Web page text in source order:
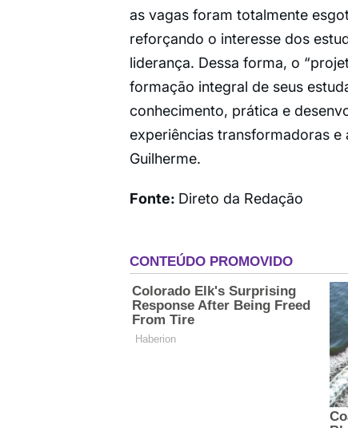
as vagas foram totalmente
reforçando o interesse dos
liderança. Dessa forma, o
formação integral de seus
conhecimento, prática e
experiências transformadoras e
Guilherme.
Fonte: Direto da Redação